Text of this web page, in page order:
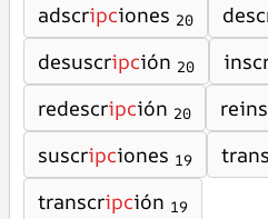
adscripciones 20
desuscripción 20
redescripción 20
suscripciones 19
transcripción 19